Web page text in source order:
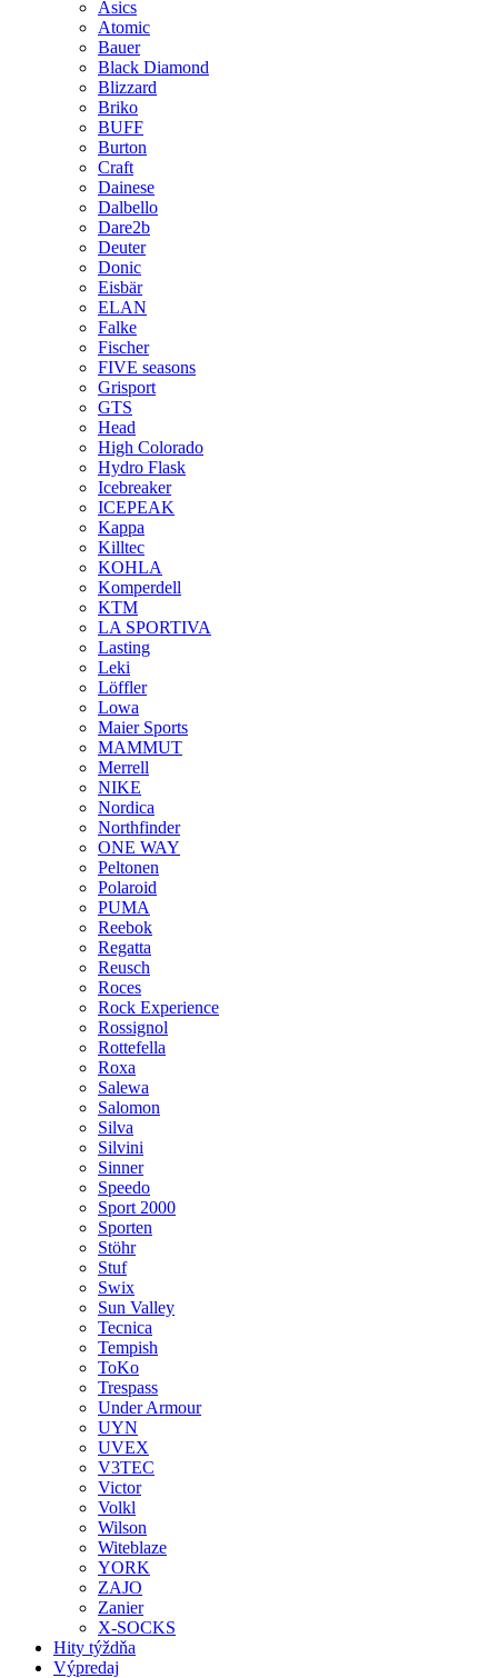
Asics
Atomic
Bauer
Black Diamond
Blizzard
Briko
BUFF
Burton
Craft
Dainese
Dalbello
Dare2b
Deuter
Donic
Eisbär
ELAN
Falke
Fischer
FIVE seasons
Grisport
GTS
Head
High Colorado
Hydro Flask
Icebreaker
ICEPEAK
Kappa
Killtec
KOHLA
Komperdell
KTM
LA SPORTIVA
Lasting
Leki
Löffler
Lowa
Maier Sports
MAMMUT
Merrell
NIKE
Nordica
Northfinder
ONE WAY
Peltonen
Polaroid
PUMA
Reebok
Regatta
Reusch
Roces
Rock Experience
Rossignol
Rottefella
Roxa
Salewa
Salomon
Silva
Silvini
Sinner
Speedo
Sport 2000
Sporten
Stöhr
Stuf
Swix
Sun Valley
Tecnica
Tempish
ToKo
Trespass
Under Armour
UYN
UVEX
V3TEC
Victor
Volkl
Wilson
Witeblaze
YORK
ZAJO
Zanier
X-SOCKS
Hity týždňa
Výpredaj